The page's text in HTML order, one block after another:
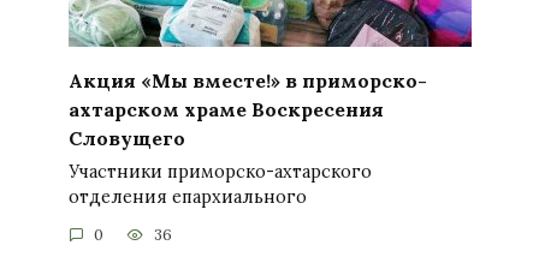
Акция «Мы вместе!» в приморско-
ахтарском храме Воскресения
Словущего
Участники приморско-ахтарского
отделения епархиального
0 36